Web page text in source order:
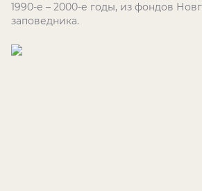
1990-е – 2000-е годы, из фондов
заповедника.